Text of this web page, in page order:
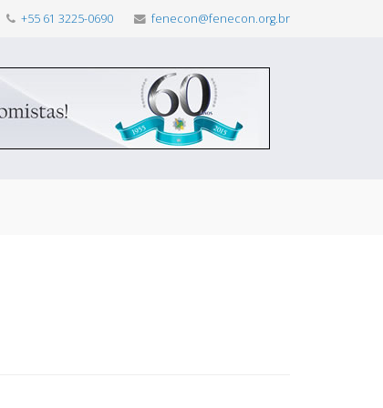
+55 61 3225-0690 fenecon@fenecon.org.br